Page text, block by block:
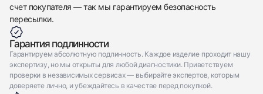
счет покупателя — так мы гарантируем безопасность
пересылки.
Гарантия подлинности
Гарантируем абсолютную подлинность. Каждое изделие проходит нашу
экспертизу, но мы открыты для любой диагностики. Приветствуем
проверки в независимых сервисах — выбирайте экспертов, которым
доверяете лично, и убеждайтесь в качестве перед покупкой.